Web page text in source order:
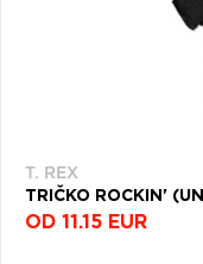
T. REX
TRIČKO ROCKIN'
OD 11.15 EUR